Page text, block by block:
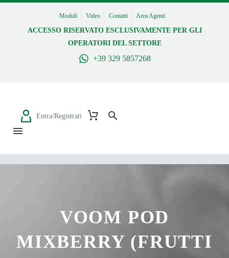
Moduli Video Contatti Area Agenti
ACCESSO RISERVATO ESCLUSIVAMENTE PER GLI
OPERATORI DEL SETTORE
+39 329 5857268
Entra/Registrati
VOOM POD
MIXBERRY (FRUTTI